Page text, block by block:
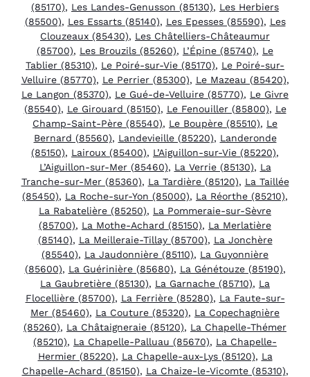
(85170), Les Landes-Genusson (85130), Les Herbiers
(85500), Les Essarts (85140), Les Epesses (85590), Les
Clouzeaux (85430), Les Châtelliers-Châteaumur
(85700), Les Brouzils (85260), L’Épine (85740), Le
Tablier (85310), Le Poiré-sur-Vie (85170), Le Poiré-sur-
Velluire (85770), Le Perrier (85300), Le Mazeau (85420),
Le Langon (85370), Le Gué-de-Velluire (85770), Le Givre
(85540), Le Girouard (85150), Le Fenouiller (85800), Le
Champ-Saint-Père (85540), Le Boupère (85510), Le
Bernard (85560), Landevieille (85220), Landeronde
(85150), Lairoux (85400), L’Aiguillon-sur-Vie (85220),
L’Aiguillon-sur-Mer (85460), La Verrie (85130), La
Tranche-sur-Mer (85360), La Tardière (85120), La Taillée
(85450), La Roche-sur-Yon (85000), La Réorthe (85210),
La Rabatelière (85250), La Pommeraie-sur-Sèvre
(85700), La Mothe-Achard (85150), La Merlatière
(85140), La Meilleraie-Tillay (85700), La Jonchère
(85540), La Jaudonnière (85110), La Guyonnière
(85600), La Guérinière (85680), La Génétouze (85190),
La Gaubretière (85130), La Garnache (85710), La
Flocellière (85700), La Ferrière (85280), La Faute-sur-
Mer (85460), La Couture (85320), La Copechagnière
(85260), La Châtaigneraie (85120), La Chapelle-Thémer
(85210), La Chapelle-Palluau (85670), La Chapelle-
Hermier (85220), La Chapelle-aux-Lys (85120), La
Chapelle-Achard (85150), La Chaize-le-Vicomte (85310),